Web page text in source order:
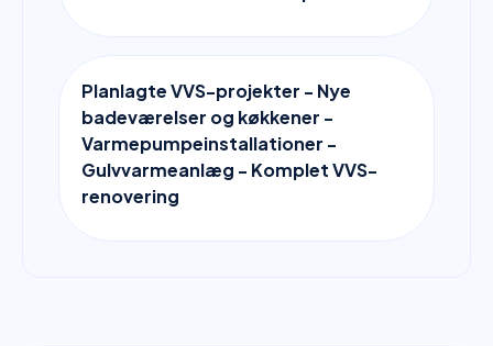
Planlagte VVS-projekter - Nye
badeværelser og køkkener -
Varmepumpeinstallationer -
Gulvvarmeanlæg - Komplet VVS-
renovering